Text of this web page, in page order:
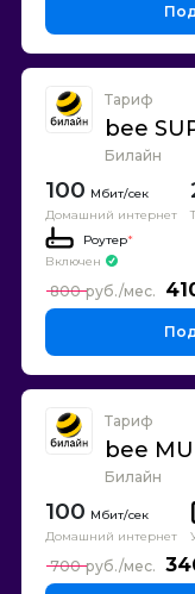
Тариф
bee
Билайн
100
Домашний интернет
Роутер*
Включен
800
Тариф
bee
Билайн
100
Домашний интернет
700